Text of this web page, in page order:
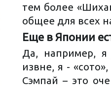
тем более
общее для всех
Еще в Японии
Да, например,
извне, я -
Сэмпай – это